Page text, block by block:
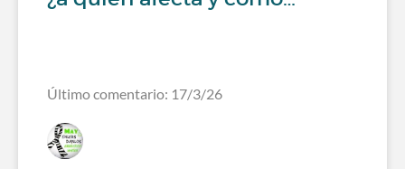
Último comentario: 17/3/26